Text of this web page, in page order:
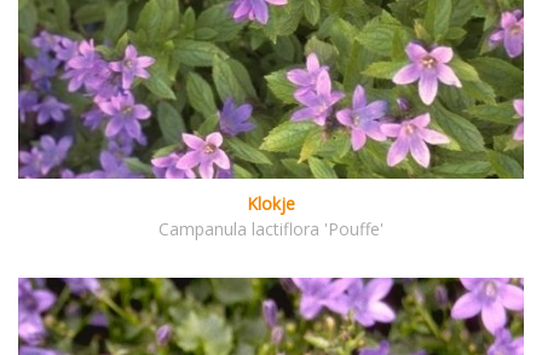
Klokje
Campanula lactiflora 'Pouffe'